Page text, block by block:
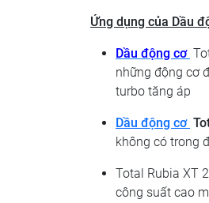
Ứng dụng của Dầu
Dầu động cơ
những động cơ
turbo tăng áp
Dầu động cơ
không có trong
Total Rubia XT
công suất cao